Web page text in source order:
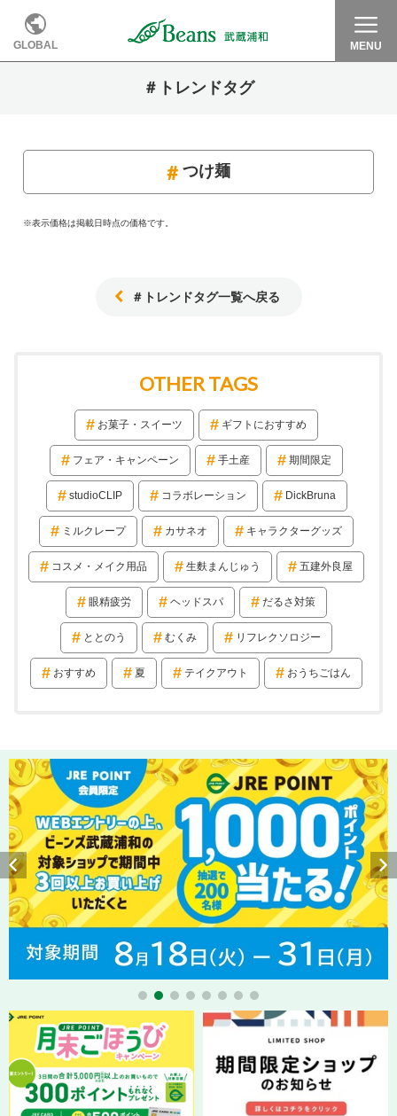
GLOBAL MENU
＃トレンドタグ
つけ麺
※表示価格は掲載日時点の価格です。
＃トレンドタグ一覧へ戻る
OTHER TAGS
お菓子・スイーツ ギフトにおすすめ
フェア・キャンペーン 手土産 期間限定
studioCLIP コラボレーション DickBruna
ミルクレープ カサネオ キャラクターグッズ
コスメ・メイク用品 生麩まんじゅう 五建外良屋
眼精疲労 ヘッドスパ だるさ対策
ととのう むくみ リフレクソロジー
おすすめ 夏 テイクアウト おうちごはん